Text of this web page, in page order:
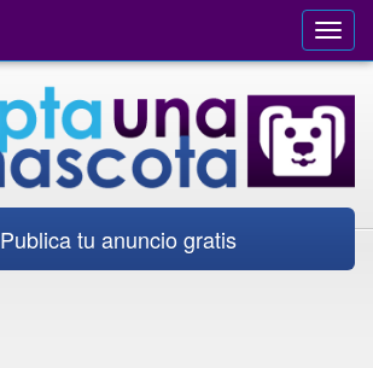
Publica tu anuncio gratis